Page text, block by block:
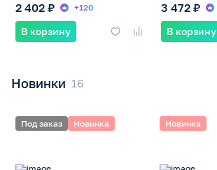
2 402 ₽ +120
В корзину
3 472 ₽
В корзину
Новинки
Под заказ Новинка Новинка